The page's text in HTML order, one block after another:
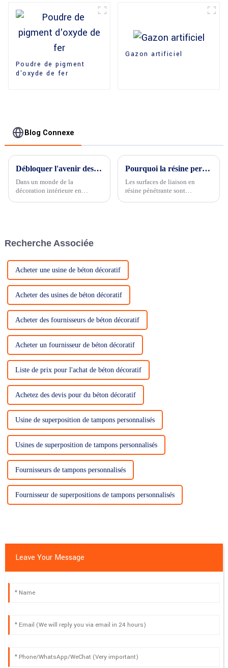
Poudre de pigment
d'oxyde de fer
Gazon artificiel
Blog Connexe
Débloquer l'avenir des revêtements de sol : une nouvelle technologie révolutionnaire du béton pour la décoration intérieure
Dans un monde de la
décoration intérieure en
espace. Si les matériaux
Pourquoi la résine perméable est-elle importante ?
Les surfaces de liaison en
résine pénétrante sont
Recherche Associée
Acheter une usine de béton décoratif
Acheter des usines de béton décoratif
Acheter des fournisseurs de béton décoratif
Acheter un fournisseur de béton décoratif
Liste de prix pour l'achat de béton décoratif
Achetez des devis pour du béton décoratif
Usine de superposition de tampons personnalisés
Usines de superposition de tampons personnalisés
Fournisseurs de tampons personnalisés
Fournisseur de superpositions de tampons personnalisés
Leave Your Message